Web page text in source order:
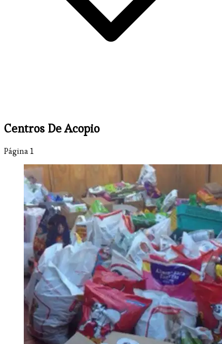
Centros De Acopio
Página 1